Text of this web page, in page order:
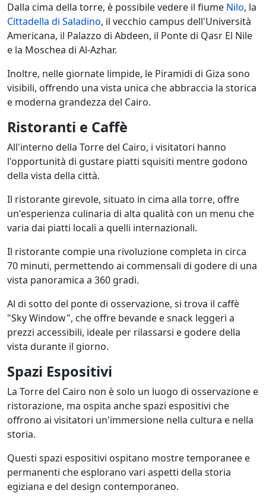
Dalla cima della torre, è possibile vedere il fiume Nilo, la
Cittadella di Saladino, il vecchio campus dell'Università
Americana, il Palazzo di Abdeen, il Ponte di Qasr El Nile
e la Moschea di Al-Azhar.
Inoltre, nelle giornate limpide, le Piramidi di Giza sono
visibili, offrendo una vista unica che abbraccia la storica
e moderna grandezza del Cairo.
Ristoranti e Caffè
All'interno della Torre del Cairo, i visitatori hanno
l'opportunità di gustare piatti squisiti mentre godono
della vista della città.
Il ristorante girevole, situato in cima alla torre, offre
un'esperienza culinaria di alta qualità con un menu che
varia dai piatti locali a quelli internazionali.
Il ristorante compie una rivoluzione completa in circa
70 minuti, permettendo ai commensali di godere di una
vista panoramica a 360 gradi.
Al di sotto del ponte di osservazione, si trova il caffè
"Sky Window", che offre bevande e snack leggeri a
prezzi accessibili, ideale per rilassarsi e godere della
vista durante il giorno.
Spazi Espositivi
La Torre del Cairo non è solo un luogo di osservazione e
ristorazione, ma ospita anche spazi espositivi che
offrono ai visitatori un'immersione nella cultura e nella
storia.
Questi spazi espositivi ospitano mostre temporanee e
permanenti che esplorano vari aspetti della storia
egiziana e del design contemporaneo.